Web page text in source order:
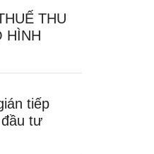
THU
HÌNH
tiếp
tư